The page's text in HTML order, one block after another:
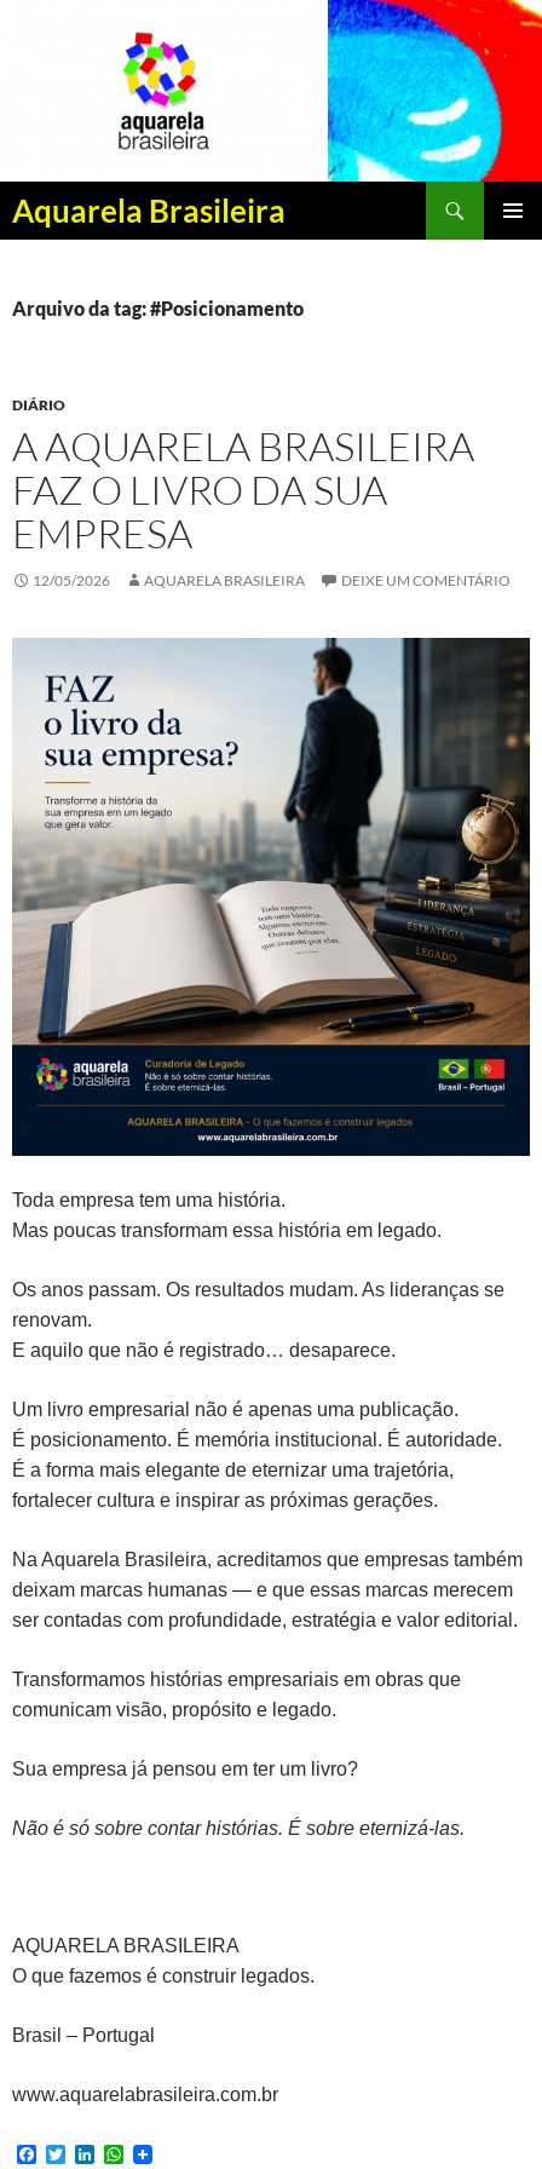
Aquarela Brasileira
Pesquisar
PULAR
CONTEÚDO
Arquivo da tag: #Posicionamento
DIÁRIO
A AQUARELA BRASILEIRA
FAZ O LIVRO DA SUA
EMPRESA
12/05/2026 AQUARELA BRASILEIRA DEIXE UM COMENTÁRIO
Toda empresa tem uma história.
Mas poucas transformam essa história em legado.
Os anos passam. Os resultados mudam. As lideranças se
renovam.
E aquilo que não é registrado… desaparece.
Um livro empresarial não é apenas uma publicação.
É posicionamento. É memória institucional. É autoridade.
É a forma mais elegante de eternizar uma trajetória,
fortalecer cultura e inspirar as próximas gerações.
Na Aquarela Brasileira, acreditamos que empresas também
deixam marcas humanas — e que essas marcas merecem
ser contadas com profundidade, estratégia e valor editorial.
Transformamos histórias empresariais em obras que
comunicam visão, propósito e legado.
Sua empresa já pensou em ter um livro?
Não é só sobre contar histórias. É sobre eternizá-las.
AQUARELA BRASILEIRA
O que fazemos é construir legados.
Brasil – Portugal
www.aquarelabrasileira.com.br
F
T
W